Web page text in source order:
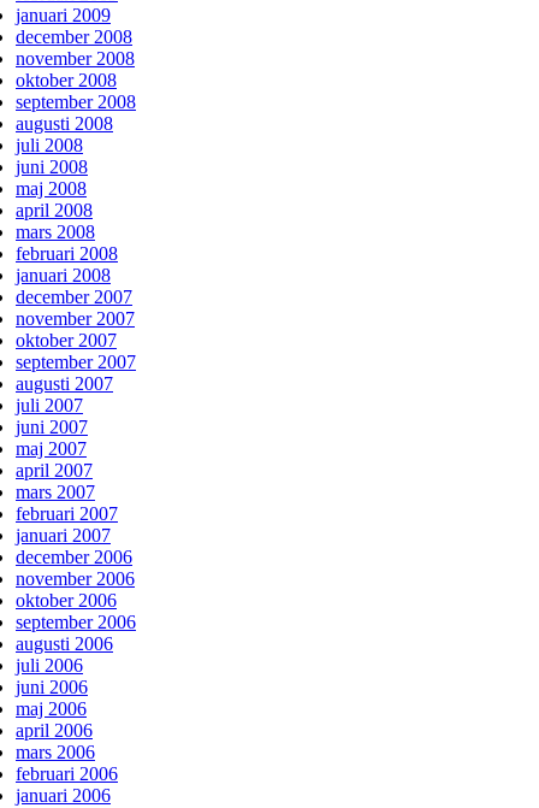
januari 2009
december 2008
november 2008
oktober 2008
september 2008
augusti 2008
juli 2008
juni 2008
maj 2008
april 2008
mars 2008
februari 2008
januari 2008
december 2007
november 2007
oktober 2007
september 2007
augusti 2007
juli 2007
juni 2007
maj 2007
april 2007
mars 2007
februari 2007
januari 2007
december 2006
november 2006
oktober 2006
september 2006
augusti 2006
juli 2006
juni 2006
maj 2006
april 2006
mars 2006
februari 2006
januari 2006